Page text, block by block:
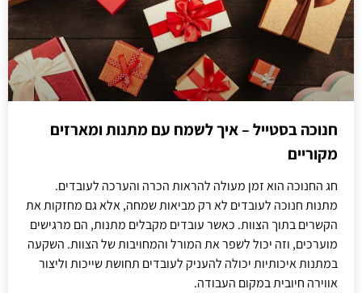
חנוכה בסטייל – איך לשמח עם מתנות ומארזים
מקוריים
חג החנוכה הוא זמן מעולה להראות הכרה והערכה לעובדים.
מתנות חנוכה לעובדים לא רק מביאות שמחה, אלא גם מחזקות את
הקשרים בתוך הצוות. כאשר עובדים מקבלים מתנות, הם מרגישים
מוערכים, וזה יכול לשפר את המורל והמחויבות של הצוות. השקעה
במתנות איכותיות יכולה להעניק לעובדים תחושת שייכות וליצור
אווירה חיובית במקום העבודה.